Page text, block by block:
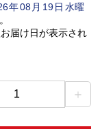
年08 月 19日水曜
届け日が表示され
1 ＋